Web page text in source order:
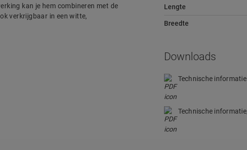
kan je hem combineren met de
verkrijgbaar in een witte,
Lengte
Breedte
Downloads
Technische informatie
Technische